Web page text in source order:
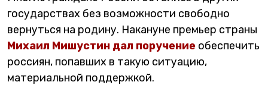
государствах без возможности свободно
вернуться на родину. Накануне премьер страны
Михаил Мишустин дал поручение обеспечить
россиян, попавших в такую ситуацию,
материальной поддержкой.